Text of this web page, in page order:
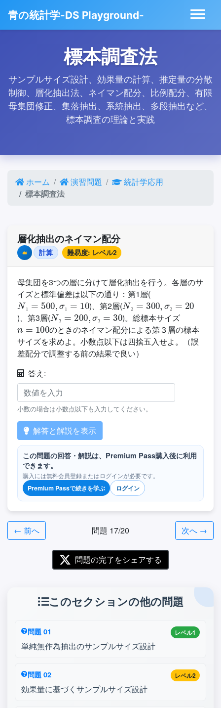
青の統計学-DS Playground-
標本調査法
サンプルサイズ設計、効果量の計算、推定量の分散
制御、層化抽出法、ネイマン配分、比例配分、有限
母集団修正、集落抽出、系統抽出、多段抽出など、
標本調査の理論と実践
ホーム 演習問題
統計学応用
標本調査法
層化抽出のネイマン配分
Premium
計算 難易度: レベル2
母集団を3つの層に分けて層化抽出を行う。各層のサ
イズと標準偏差は以下の通り：第1層(
N ₁=500,σ₁=10
)、第2層( ₂ ₂
N₂=300
)、第3層( ₃ ₃
N₃=200,σ₃ =30
)。総標本サイズ
n =100
のときのネイマン配分による第３層の標本
サイズを求めよ。小数点以下は四捨五入せよ。（誤
差配分で調整する前の結果で良い）
答え:
小数の場合は小数点以下も入力してください。
解答と解説を表示
この問題の回答・解説は、Premium Pass購入後に利用
できます。
購入には無料会員登録またはログインが必要です。
Premium Passで続きを学ぶ
ログイン
← 前へ 問題 17/20 次へ →
問題の完了をシェアする
このセクションの他の問題
レベル1
問題 01
単純無作為抽出のサンプルサイズ設計
レベル2
問題 02
効果量に基づくサンプルサイズ設計